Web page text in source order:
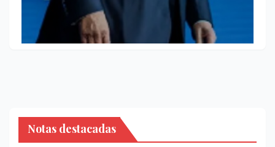
Notas destacadas